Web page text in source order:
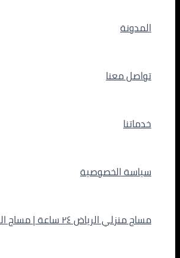
المدونة
تواصل معنا
خدماتنا
سياسة الخصوصية
مساج منزلي الرياض ٢٤ ساعة | مساج الهنا للرجال 0560827041